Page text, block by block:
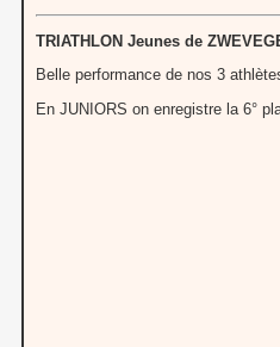
TRIATHLON Jeunes de
Belle performance de nos 3
En JUNIORS on enregistre la 6°